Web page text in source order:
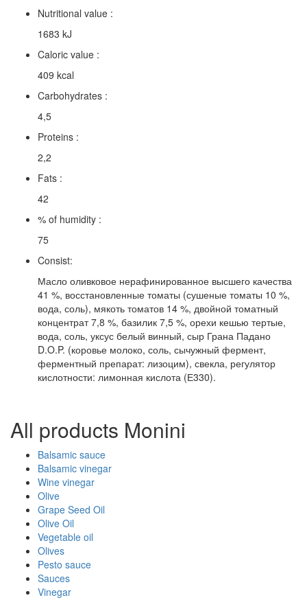
Nutritional value :
1683 kJ
Caloric value :
409 kcal
Carbohydrates :
4,5
Proteins :
2,2
Fats :
42
% of humidity :
75
Consist:
Масло оливковое нерафинированное высшего качества
41 %, восстановленные томаты (сушеные томаты 10 %,
вода, соль), мякоть томатов 14 %, двойной томатный
концентрат 7,8 %, базилик 7,5 %, орехи кешью тертые,
вода, соль, уксус белый винный, сыр Грана Падано
D.O.P. (коровье молоко, соль, сычужный фермент,
ферментный препарат: лизоцим), свекла, регулятор
кислотности: лимонная кислота (Е330).
All products Monini
Balsamic sauce
Balsamic vinegar
Wine vinegar
Olive
Grape Seed Oil
Olive Oil
Vegetable oil
Olives
Pesto sauce
Sauces
Vinegar